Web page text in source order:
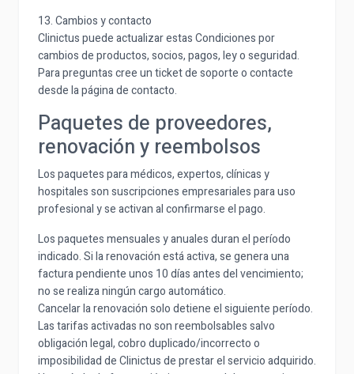
13. Cambios y contacto
Clinictus puede actualizar estas Condiciones por
cambios de productos, socios, pagos, ley o seguridad.
Para preguntas cree un ticket de soporte o contacte
desde la página de contacto.
Paquetes de proveedores,
renovación y reembolsos
Los paquetes para médicos, expertos, clínicas y
hospitales son suscripciones empresariales para uso
profesional y se activan al confirmarse el pago.
Los paquetes mensuales y anuales duran el período
indicado. Si la renovación está activa, se genera una
factura pendiente unos 10 días antes del vencimiento;
no se realiza ningún cargo automático.
Cancelar la renovación solo detiene el siguiente período.
Las tarifas activadas no son reembolsables salvo
obligación legal, cobro duplicado/incorrecto o
imposibilidad de Clinictus de prestar el servicio adquirido.